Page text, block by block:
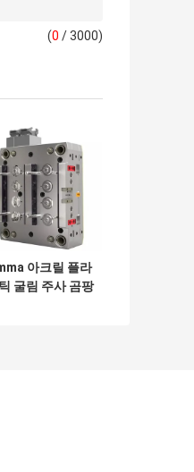
(0 / 3000)
아크릴 플라
굴림 주사 곰팡